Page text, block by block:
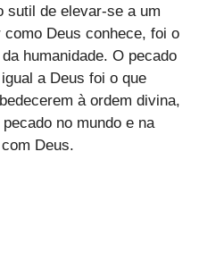
sutil de elevar-se a um
Deus conhece, foi o
humanidade. O pecado
a Deus foi o que
à ordem divina,
no mundo e na
Deus.